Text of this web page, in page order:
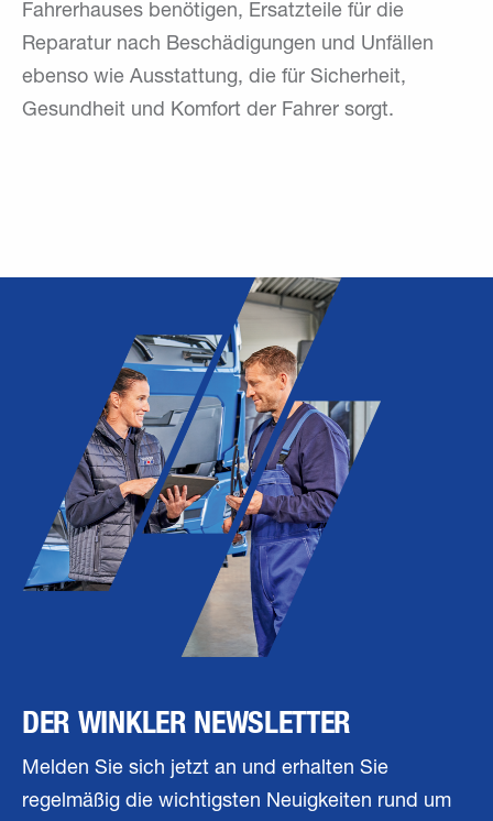
Fahrerhauses benötigen, Ersatzteile für die
Reparatur nach Beschädigungen und Unfällen
ebenso wie Ausstattung, die für Sicherheit,
Gesundheit und Komfort der Fahrer sorgt.
DER WINKLER NEWSLETTER
Melden Sie sich jetzt an und erhalten Sie
regelmäßig die wichtigsten Neuigkeiten rund um